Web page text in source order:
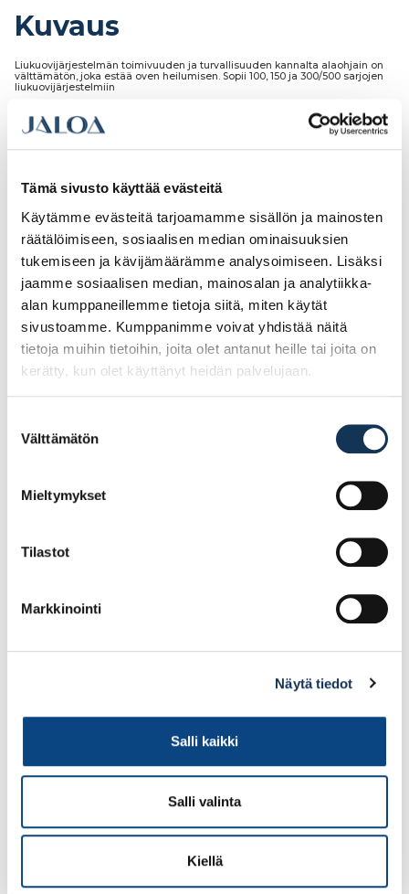
Tämä sivusto käyttää evästeitä
Käytämme evästeitä tarjoamamme sisällön ja mainosten
räätälöimiseen, sosiaalisen median ominaisuuksien
tukemiseen ja kävijämäärämme analysoimiseen. Lisäksi
jaamme sosiaalisen median, mainosalan ja analytiikka-
alan kumppaneillemme tietoja siitä, miten käytät
sivustoamme. Kumppanimme voivat yhdistää näitä
tietoja muihin tietoihin, joita olet antanut heille tai joita on
kerätty, kun olet käyttänyt heidän palvelujaan.
valinta
Välttämätön
Mieltymykset
Tilastot
Markkinointi
Näytä tiedot
Salli kaikki
Salli valinta
Kiellä
Kuvaus
Liukuovijärjestelmän toimivuuden ja turvallisuuden kannalta alaohjain on
välttämätön, joka estää oven heilumisen. Sopii 100, 150 ja 300/500 sarjojen
liukuovijärjestelmiin
Tutustu myös
2.82€ /kpl(alv. 0%)
Helaform, pysäytin KP-
Helaform, pysäytin KP-